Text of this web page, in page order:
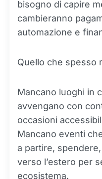
bisogno di capire
cambieranno
automazione e
Quello che spesso
Mancano luoghi in
avvengano con
occasioni
Mancano eventi
a partire,
verso l’estero per
ecosistema.